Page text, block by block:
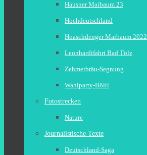
Hausner Maibaum 23
Hochdeutschland
Hoaschdenger Maibaum 2022
Leonhardifahrt Bad Tölz
Zehmerbräu-Segnung
Wahlparty-Böltl
Fotostrecken
Nature
Journalistische Texte
Deutschland-Saga